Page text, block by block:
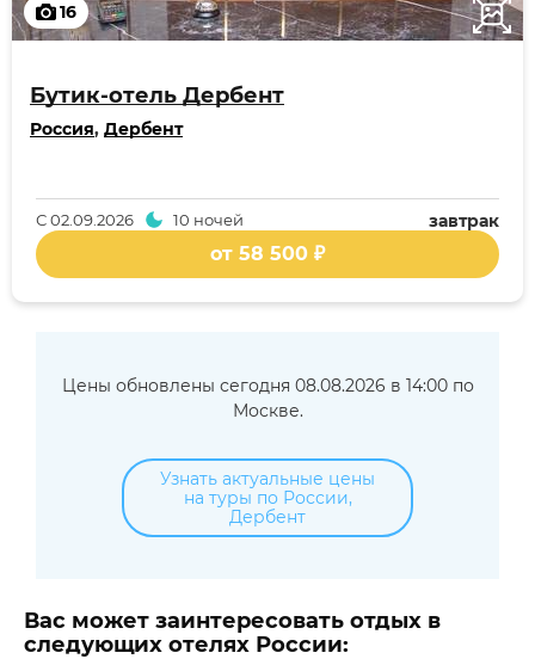
16
Бутик-отель Дербент
Россия, Дербент
завтрак
С02.09.2026 10 ночей
от 58 500 ₽
Цены обновлены сегодня 08.08.2026 в 14:00 по
Москве.
Узнать актуальные цены
на туры по России,
Дербент
Вас может заинтересовать отдых в
следующих отелях России: